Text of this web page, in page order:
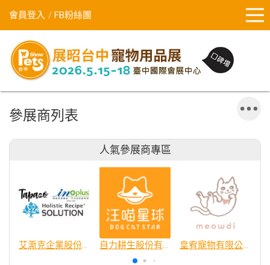
會員登入 FB粉絲團
參展商列表
人氣參展商專區
艾澌克企業股份有限公司 自力耕生股份有限公司 皇宥寵物有限公司